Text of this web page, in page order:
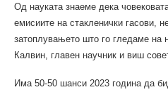
Од науката знаеме дека
емисиите на стакленички гасови,
затоплувањето што го гледаме на
Калвин, главен научник и виш
Има 50-50 шанси 2023 година да